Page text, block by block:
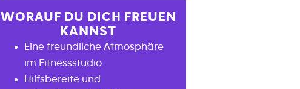
WORAUF DU DICH FREUEN
KANNST
Eine freundliche Atmosphäre
im Fitnessstudio
Hilfsbereite und